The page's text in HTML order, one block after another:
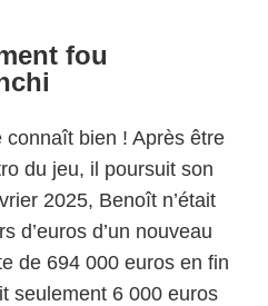
fou
bien ! Après être
du jeu, il poursuit son
2025, Benoît n’était
d’euros d’un nouveau
de 694 000 euros en fin
seulement 6 000 euros